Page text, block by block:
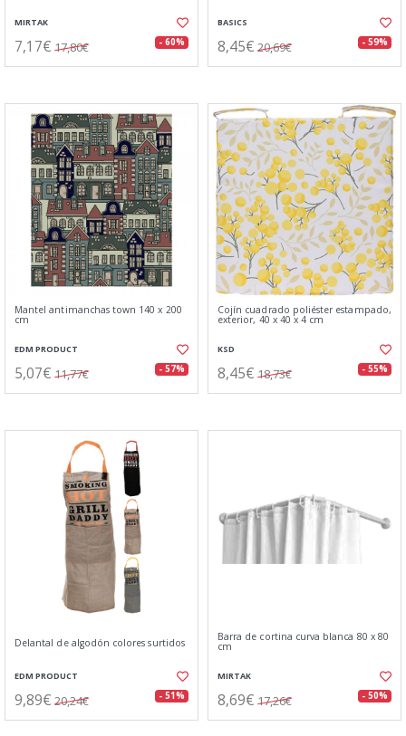
MIRTAK
7,17€ 17,80€ - 60%
BASICS
8,45€ 20,69€ - 59%
Mantel antimanchas town 140 x 200
cm
EDM PRODUCT
5,07€ 11,77€ - 57%
Cojín cuadrado poliéster estampado,
exterior, 40 x 40 x 4 cm
KSD
8,45€ 18,73€ - 55%
Delantal de algodón colores surtidos
EDM PRODUCT
9,89€ 20,24€ - 51%
Barra de cortina curva blanca 80 x 80
cm
MIRTAK
8,69€ 17,26€ - 50%